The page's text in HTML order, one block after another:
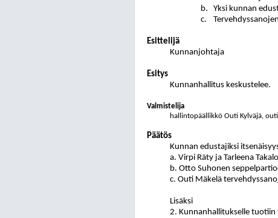
Yksi kunnan
Esittelijä
Kunnanjohtaja
Esitys
Kunnanhallitus keskustelee.
Valmistelija
hallintopäällikkö Outi Kylväjä,
Päätös
Kunnan edustajiksi
a. Virpi Räty ja Tarleena
b. Otto Suhonen
c. Outi Mäkelä
Lisäksi
2. Kunnanhallitukselle